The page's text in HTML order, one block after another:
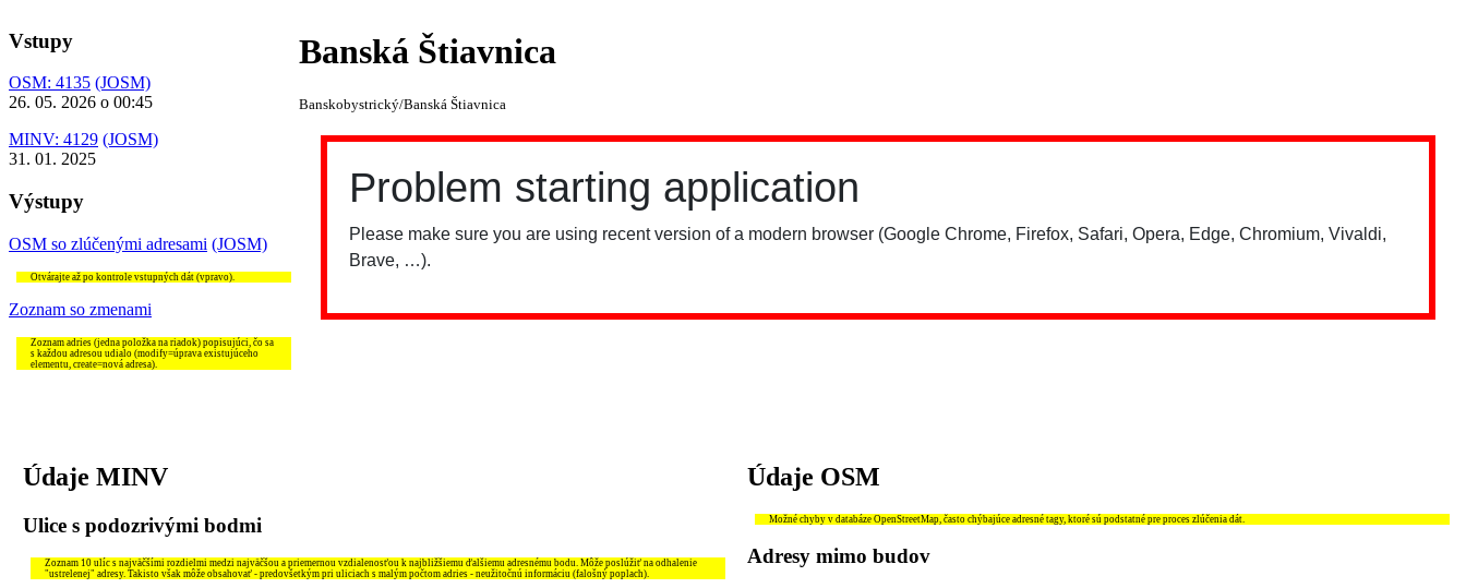
Vstupy
OSM: 4135 (JOSM)
26. 05. 2026 o 00:45
MINV: 4129 (JOSM)
31. 01. 2025
Výstupy
OSM so zlúčenými adresami (JOSM)
Otvárajte až po kontrole vstupných dát (vpravo).
Zoznam so zmenami
Zoznam adries (jedna položka na riadok) popisujúci, čo sa
s každou adresou udialo (modify=úprava existujúceho
elementu, create=nová adresa).
Banská Štiavnica
Banskobystrický/Banská Štiavnica
Údaje MINV
Ulice s podozrivými bodmi
Zoznam 10 ulíc s najväčšími rozdielmi medzi najväčšou a priemernou vzdialenosťou k najbližšiemu ďalšiemu adresnému bodu. Môže poslúžiť na odhalenie
"ustrelenej" adresy. Takisto však môže obsahovať - predovšetkým pri uliciach s malým počtom adries - neužitočnú informáciu (falošný poplach).
Údaje OSM
Možné chyby v databáze OpenStreetMap, často chýbajúce adresné tagy, ktoré sú podstatné pre proces zlúčenia dát.
Adresy mimo budov